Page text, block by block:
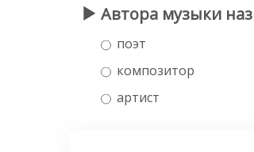
Автора музыки
поэт
композитор
артист